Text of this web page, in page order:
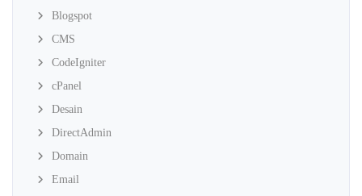
Blogspot
CMS
CodeIgniter
cPanel
Desain
DirectAdmin
Domain
Email